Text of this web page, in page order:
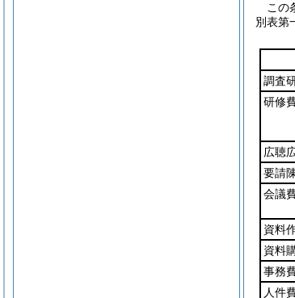
この
別表第
調査
研修
広聴
要請
会議
資料
資料
事務
人件